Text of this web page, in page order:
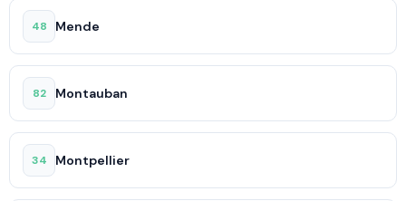
48 Mende
82 Montauban
34 Montpellier